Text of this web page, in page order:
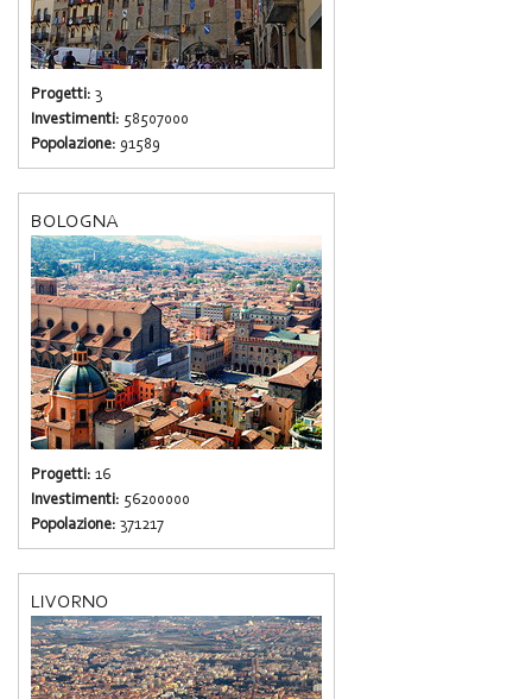
Progetti: 3
Investimenti: 58507000
Popolazione: 91589
BOLOGNA
Progetti: 16
Investimenti: 56200000
Popolazione: 371217
LIVORNO